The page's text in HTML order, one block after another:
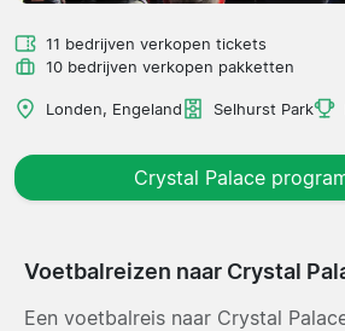
11 bedrijven verkopen tickets
10 bedrijven verkopen pakketten
Londen, Engeland Selhurst Park
Crystal Palace
Voetbalreizen naar Crystal
Een voetbalreis naar Crystal